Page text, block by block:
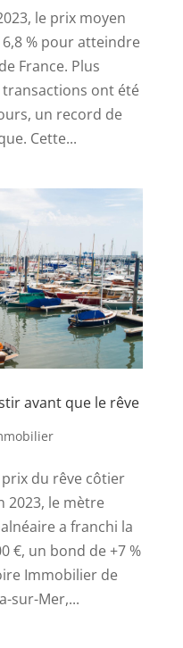
le prix moyen
% pour atteindre
France. Plus
ont été
un record de
Cette...
avant que le rêve
du rêve côtier
2023, le mètre
a franchi la
€, un bond de +7 %
Immobilier de
sur-Mer,...